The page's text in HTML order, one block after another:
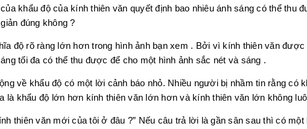
khẩu độ của kính thiên văn quyết định bao nhiêu ánh sáng có thể thu
đúng không ?
độ rõ ràng lớn hơn trong hình ảnh bạn xem . Bởi vì kính thiên văn
tối đa có thể thu được để cho một hình ảnh sắc nét và sáng .
về khẩu độ có một lời cảnh báo nhỏ. Nhiều người bị nhầm tin rằng có
là khẩu độ lớn hơn kính thiên văn lớn hơn và kính thiên văn lớn không
thiên văn mới của tôi ở đâu ?” Nếu câu trả lời là gần sân sau thì có